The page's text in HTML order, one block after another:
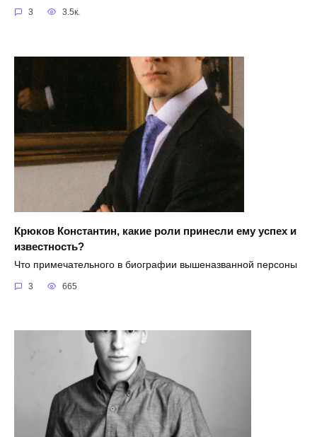
3 3.5к.
Крюков Константин, какие роли принесли ему успех и
известность?
Что примечательного в биографии вышеназванной персоны
3 665